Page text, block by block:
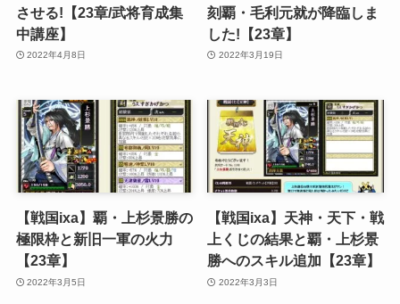
させる!【23章/武将育成集
中講座】
2022年4月8日
刻覇・毛利元就が降臨しま
した!【23章】
2022年3月19日
【戦国ixa】覇・上杉景勝の
極限枠と新旧一軍の火力
【23章】
2022年3月5日
【戦国ixa】天神・天下・戦
上くじの結果と覇・上杉景
勝へのスキル追加【23章】
2022年3月3日